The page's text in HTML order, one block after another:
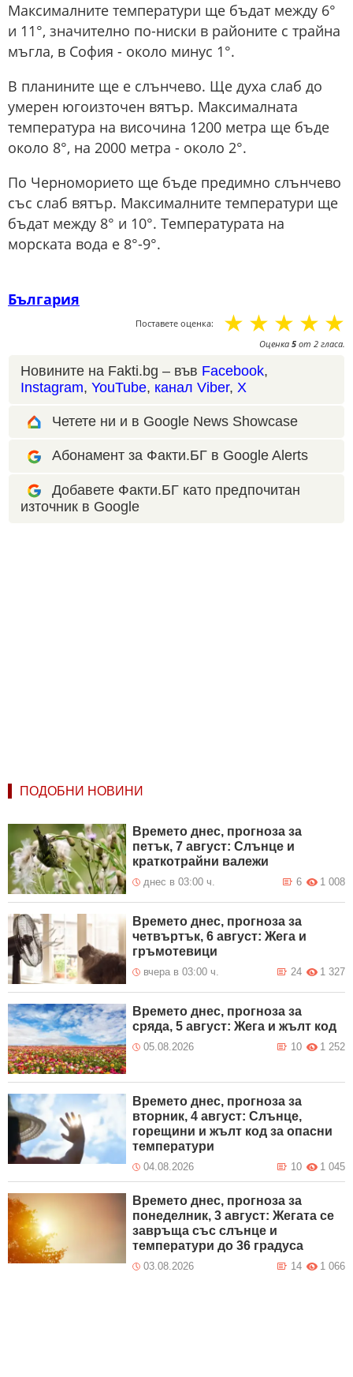
Максималните температури ще бъдат между 6°
и 11°, значително по-ниски в районите с трайна
мъгла, в София - около минус 1°.
В планините ще е слънчево. Ще духа слаб до
умерен югоизточен вятър. Максималната
температура на височина 1200 метра ще бъде
около 8°, на 2000 метра - около 2°.
По Черноморието ще бъде предимно слънчево
със слаб вятър. Максималните температури ще
бъдат между 8° и 10°. Температурата на
морската вода е 8°-9°.
България
Поставете оценка: ☆
☆
☆
☆
☆
Оценка 5 от 2 гласа.
Новините на Fakti.bg – във Facebook,
Instagram, YouTube, канал Viber, X
Четете ни и в Google News Showcase
Абонамент за Факти.БГ в Google Alerts
Добавете Факти.БГ като предпочитан
източник в Google
ПОДОБНИ НОВИНИ
Времето днес, прогноза за
петък, 7 август: Слънце и
краткотрайни валежи
днес в 03:00 ч. 1 008
6
Времето днес, прогноза за
четвъртък, 6 август: Жега и
гръмотевици
вчера в 03:00 ч. 1 327
24
Времето днес, прогноза за
сряда, 5 август: Жега и жълт код
05.08.2026 1 252
10
Времето днес, прогноза за
вторник, 4 август: Слънце,
горещини и жълт код за опасни
температури
04.08.2026 1 045
10
Времето днес, прогноза за
понеделник, 3 август: Жегата се
завръща със слънце и
температури до 36 градуса
03.08.2026 1 066
14